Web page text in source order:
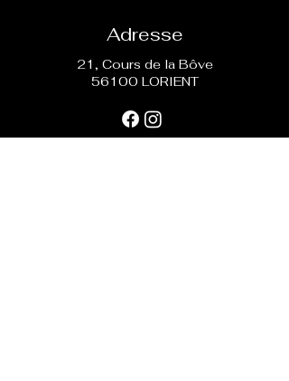
Adresse
21, Cours de la Bôve
56100 LORIENT